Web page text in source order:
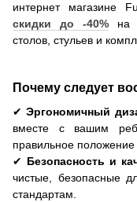
интернет магазине
скидки до -40%на
столов, стульев и
Почему следует
✔Эргономичный
вместе с вашим
правильное
✔ Безопасность и
чистые, безопасные
стандартам.